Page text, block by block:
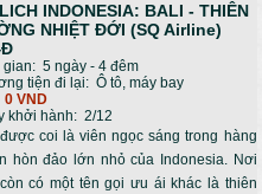
INDONESIA: BALI - THIÊN
NHIỆT ĐỚI (SQ Airline)
gian: 5 ngày - 4 đêm
tiện đi lại: Ô tô, máy bay
0 VND
khởi hành: 2/12
coi là viên ngọc sáng trong hàng
hòn đảo lớn nhỏ của Indonesia. Nơi
có một tên gọi ưu ái khác là thiên